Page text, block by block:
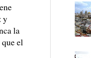
y
la
el